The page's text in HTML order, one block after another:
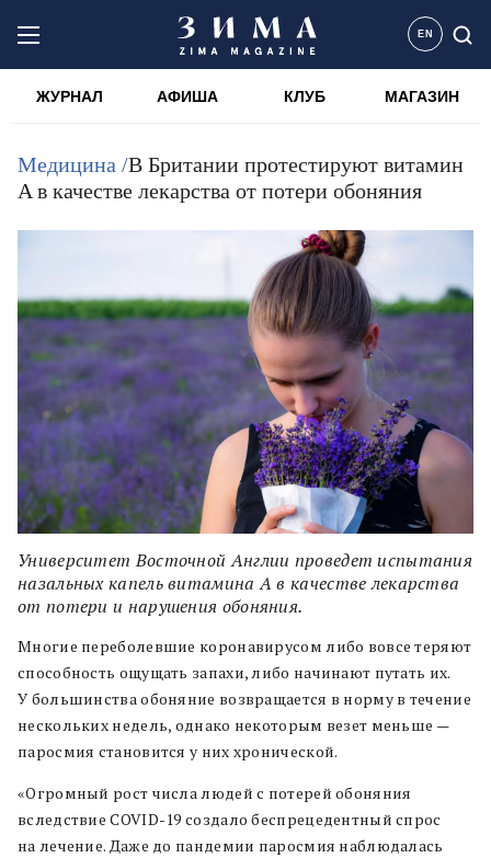
EN
ЖУРНАЛ АФИША КЛУБ МАГАЗИН
Медицина /В Британии протестируют витамин
A в качестве лекарства от потери обоняния
Университет Восточной Англии проведет испытания
назальных капель витамина A в качестве лекарства
от потери и нарушения обоняния.
Многие переболевшие коронавирусом либо вовсе теряют
способность ощущать запахи, либо начинают путать их.
У большинства обоняние возвращается в норму в течение
нескольких недель, однако некоторым везет меньше —
паросмия становится у них хронической.
«Огромный рост числа людей с потерей обоняния
вследствие COVID-19 создало беспрецедентный спрос
на лечение. Даже до пандемии паросмия наблюдалась